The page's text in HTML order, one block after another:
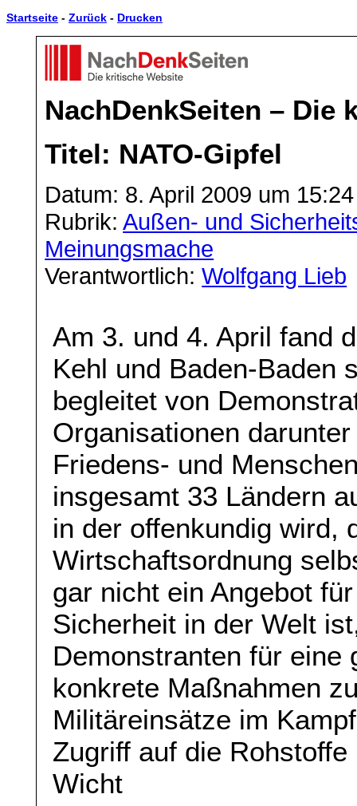
Startseite - Zurück - Drucken
NachDenkSeiten – Die
Titel: NATO-Gipfel
Datum: 8. April 2009 um
Rubrik:Außen- und
Meinungsmache
Verantwortlich:Wolfgang Lieb
Am 3. und 4. April fand
Kehl und Baden-Baden
begleitet von
Organisationen
Friedens- und
insgesamt 33 Ländern
in der offenkundig wird,
Wirtschaftsordnung
gar nicht ein Angebot
Sicherheit in der Welt
Demonstranten für eine
konkrete Maßnahmen
Militäreinsätze im
Zugriff auf die
Wicht